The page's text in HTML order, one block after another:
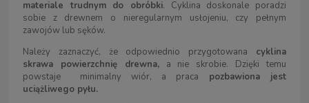
materiale trudnym do obróbki. Cyklina doskonale poradzi
sobie z drewnem o nieregularnym usłojeniu, czy pełnym
zawojów lub sęków.
Należy zaznaczyć, że odpowiednio przygotowana cyklina
skrawa powierzchnię drewna,a nie skrobie. Dzięki temu
powstaje minimalny wiór, a praca pozbawiona jest
uciążliwego pyłu.